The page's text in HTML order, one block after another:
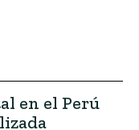
en el Perú